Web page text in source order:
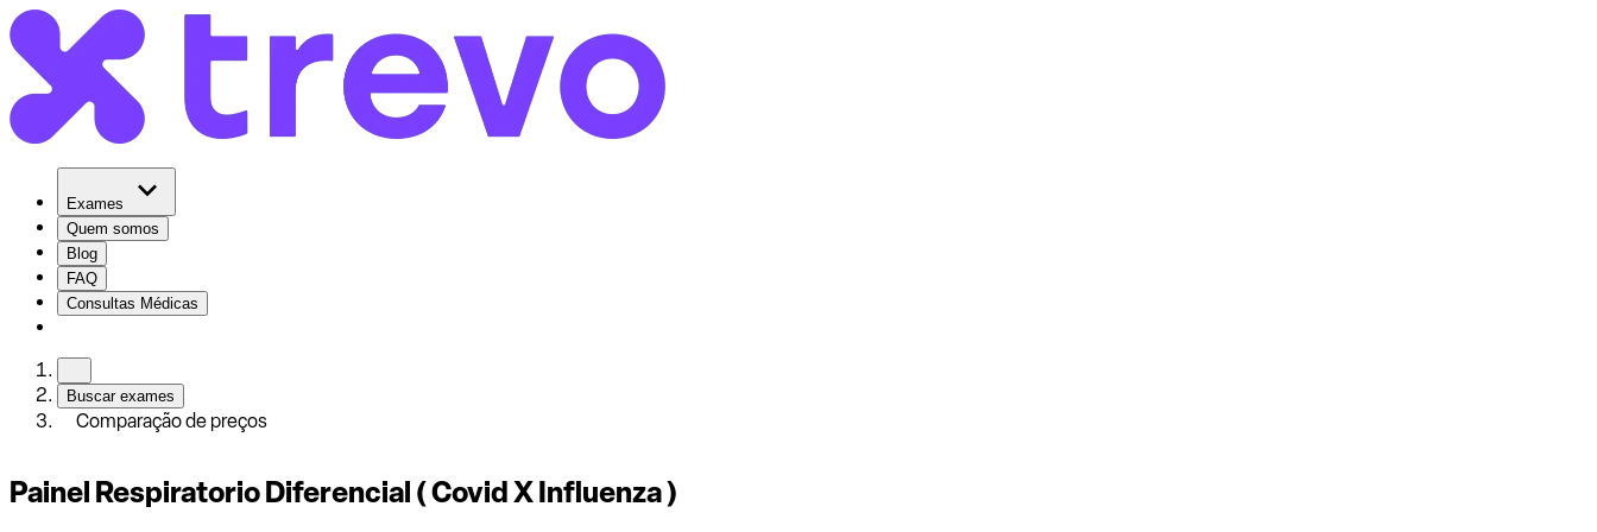
Exames
Quem somos
Blog
FAQ
Consultas Médicas
Buscar exames
Comparação de preços
Painel Respiratorio Diferencial ( Covid X Influenza )